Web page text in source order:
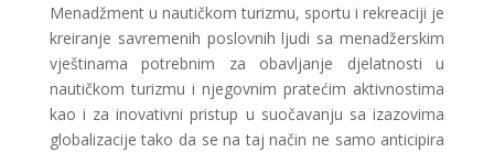
Menadžment u nautičkom turizmu, sportu i rekreaciji je
kreiranje savremenih poslovnih ljudi sa menadžerskim
vještinama potrebnim za obavljanje djelatnosti u
nautičkom turizmu i njegovnim pratećim aktivnostima
kao i za inovativni pristup u suočavanju sa izazovima
globalizacije tako da se na taj način ne samo anticipira